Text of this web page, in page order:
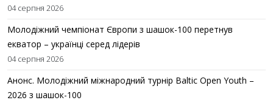
04 серпня 2026
Молодіжний чемпіонат Європи з шашок-100 перетнув
екватор – українці серед лідерів
04 серпня 2026
Анонс. Молодіжний міжнародний турнір Baltic Open Youth –
2026 з шашок-100